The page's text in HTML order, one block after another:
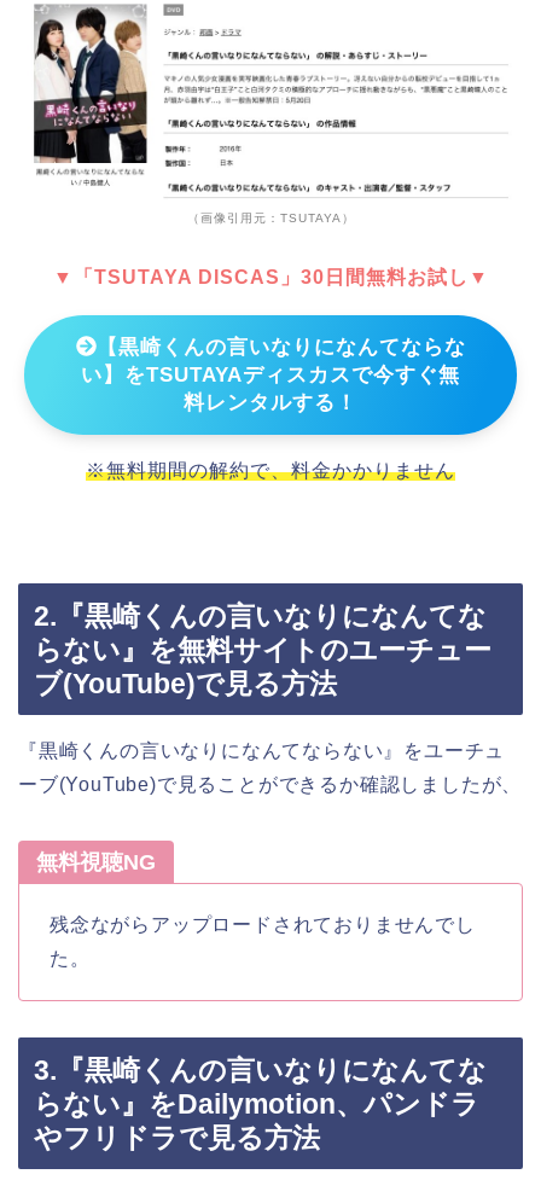
（画像引用元：TSUTAYA）
▼「TSUTAYA DISCAS」30日間無料お試し▼
【黒崎くんの言いなりになんてならな
い】をTSUTAYAディスカスで今すぐ無
料レンタルする！
※無料期間の解約で、料金かかりません
2.『黒崎くんの言いなりになんてな
らない』を無料サイトのユーチュー
ブ(YouTube)で見る方法
『黒崎くんの言いなりになんてならない』をユーチュ
ーブ(YouTube)で見ることができるか確認しましたが、
無料視聴NG
残念ながらアップロードされておりませんでし
た。
3.『黒崎くんの言いなりになんてな
らない』をDailymotion、パンドラ
やフリドラで見る方法